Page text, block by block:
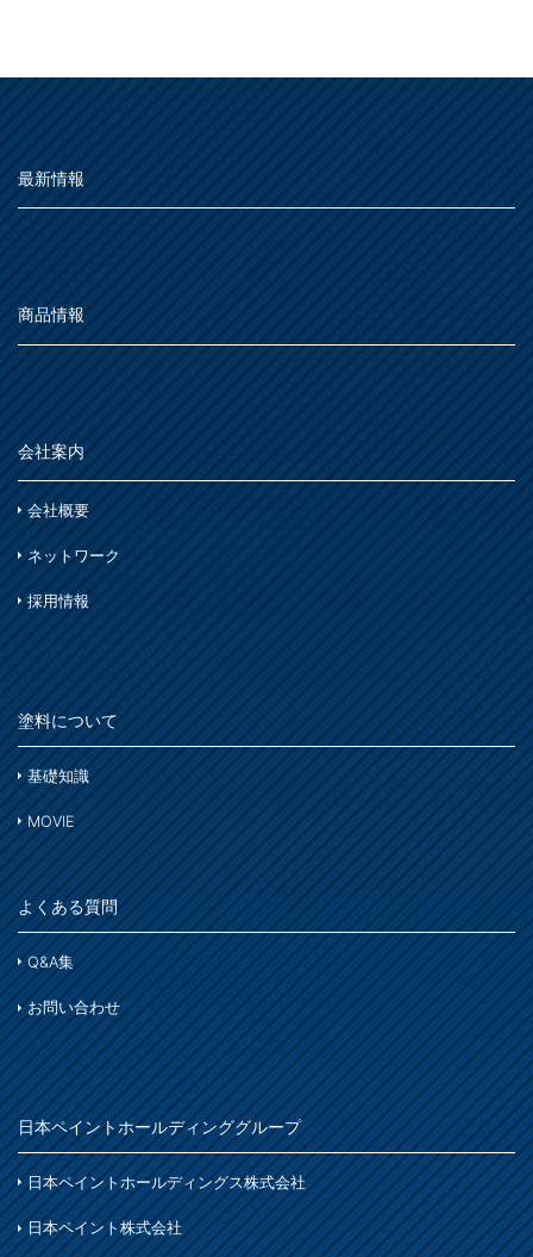
最新情報
商品情報
会社案内
会社概要
ネットワーク
採用情報
塗料について
基礎知識
MOVIE
よくある質問
Q&A集
お問い合わせ
日本ペイントホールディンググループ
日本ペイントホールディングス株式会社
日本ペイント株式会社